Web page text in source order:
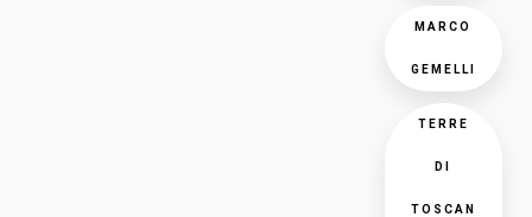
MARCO
GEMELLI
TERRE
DI
TOSCAN